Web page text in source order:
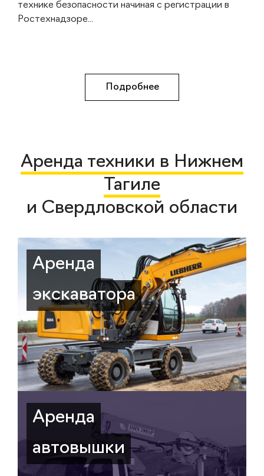
технике безопасности начиная с регистрации в
Ростехнадзоре...
Подробнее
Аренда техники в Нижнем
Тагиле
и Свердловской области
Аренда
экскаватора
Аренда
автовышки